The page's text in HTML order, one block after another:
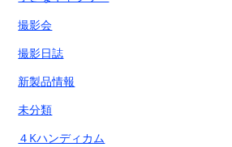
撮影会
撮影日誌
新製品情報
未分類
４Kハンディカム